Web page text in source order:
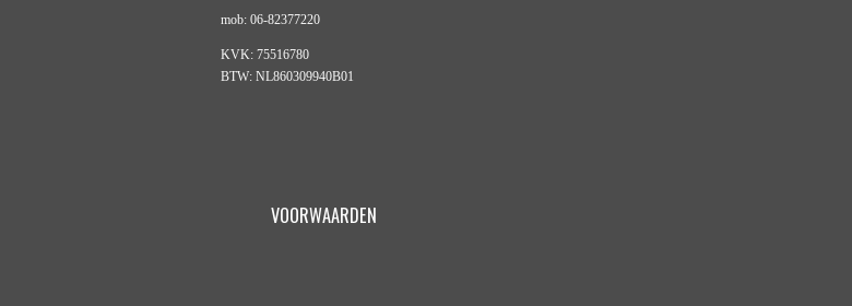
mob: 06-82377220
KVK: 75516780
BTW: NL860309940B01
VOORWAARDEN